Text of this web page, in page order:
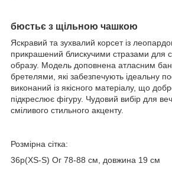
бюстьє з щільною чашкою
Яскравий та зухвалий корсет із
прикрашений блискучими стразами для
образу. Модель доповнена атласним
бретелями, які забезпечують ідеальну
виконаний із якісного матеріалу, що
підкреслює фігуру. Чудовий вибір для
сміливого стильного акценту.
Розмірна сітка:
36р(XS-S) Ог 78-88 см, довжина 19 см